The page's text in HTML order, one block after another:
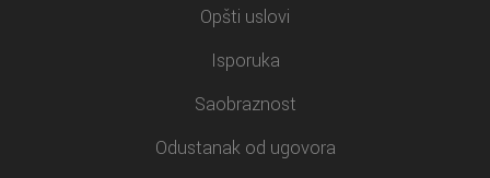
Opšti uslovi
Isporuka
Saobraznost
Odustanak od ugovora